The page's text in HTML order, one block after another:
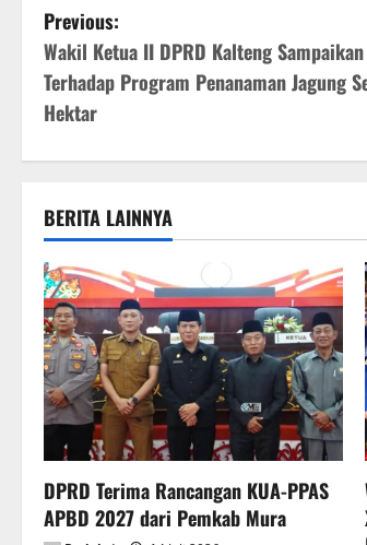
P
o
s
t
n
a
v
i
g
a
t
i
Previous:
Wakil Ketua II DPRD Kalteng
Terhadap Program Penanaman Jagung
Hektar
BERITA LAINNYA
DPRD Terima Rancangan KUA-PPAS
APBD 2027 dari Pemkab Mura